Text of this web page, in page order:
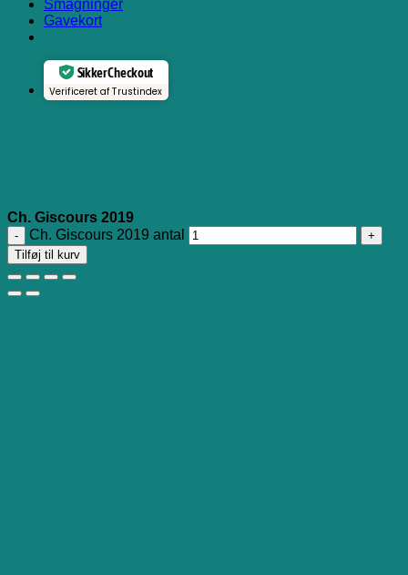
Smagninger
Gavekort
Sikker Checkout
Verificeret af Trustindex
Ch. Giscours 2019
Ch. Giscours 2019 antal
Tilføj til kurv